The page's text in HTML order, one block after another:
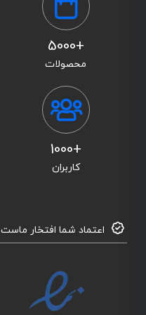
+5000
محصولات
+1000
کاربران
اعتماد شما افتخار ماست